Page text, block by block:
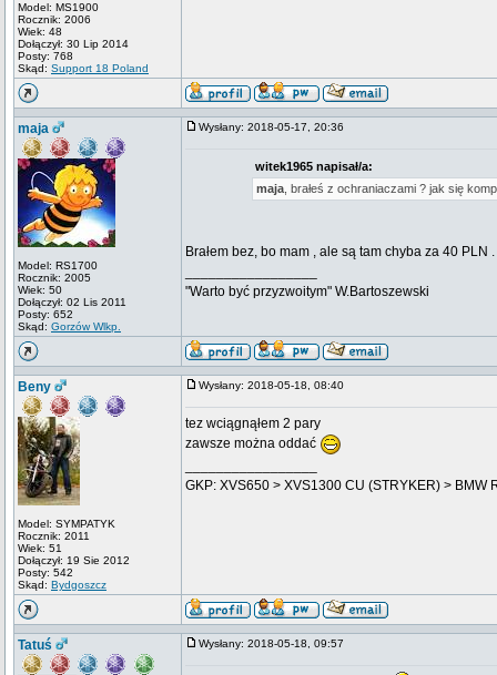
Model: MS1900
Rocznik: 2006
Wiek: 48
Dołączył: 30 Lip 2014
Posty: 768
Skąd: Support 18 Poland
maja
Model: RS1700
Rocznik: 2005
Wiek: 50
Dołączył: 02 Lis 2011
Posty: 652
Skąd: Gorzów Wlkp.
Wysłany: 2018-05-17, 20:36
witek1965 napisał/a:
maja, brałeś z ochraniaczami ? jak się
Brałem bez, bo mam , ale są tam chyba za 40 PLN .
"Warto być przyzwoitym" W.Bartoszewski
Beny
Model: SYMPATYK
Rocznik: 2011
Wiek: 51
Dołączył: 19 Sie 2012
Posty: 542
Skąd: Bydgoszcz
Wysłany: 2018-05-18, 08:40
tez wciągnąłem 2 pary
zawsze można oddać
GKP: XVS650 > XVS1300 CU (STRYKER) > BMW
Tatuś Wysłany: 2018-05-18, 09:57